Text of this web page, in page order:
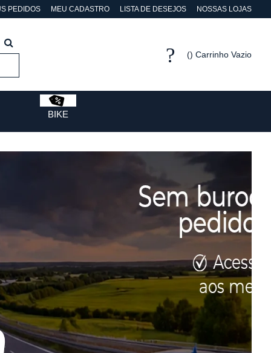
PEDIDOS MEU CADASTRO LISTA DE DESEJOS NOSSAS LOJAS
Carrinho Vazio
BIKE